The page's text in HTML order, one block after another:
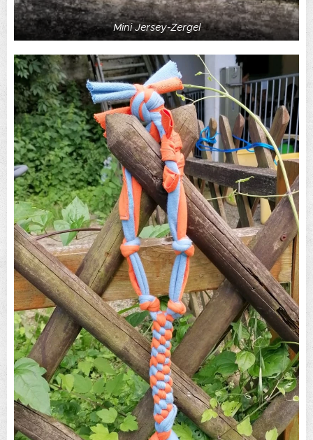
Mini Jersey-Zergel